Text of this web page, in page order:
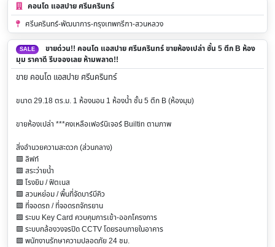
คอนโด แอสปาย ศรีนครินทร์
ศรีนครินทร์-พัฒนาการ-กรุงเทพกรีฑา-สวนหลวง
SALE
ขายด่วน!! คอนโด แอสปาย ศรีนครินทร์ ขายห้องเปล่า ชั้น 5 ตึก B ห้อง
มุม ราคาดี รีบจองเลย ห้ามพลาด!!
ขาย คอนโด แอสปาย ศรีนครินทร์
ขนาด 29.18 ตร.ม. 1 ห้องนอน 1 ห้องน้ำ ชั้น 5 ตึก B (ห้องมุม)
ขายห้องเปล่า ***คงเหลือเฟอร์นิเจอร์ Builtin ตามภาพ
สิ่งอำนวยความสะดวก (ส่วนกลาง)
🟪 ลิฟท์
🟪 สระว่ายน้ำ
🟪 โรงยิม / ฟิตเนส
🟪 สวนหย่อม / พื้นที่จัดบาร์บีคิว
🟪 ที่จอดรถ / ที่จอดรถจักรยาน
🟪 ระบบ Key Card ควบคุมการเข้า-ออกโครงการ
🟪 ระบบกล้องวงจรปิด CCTV โดยรอบภายในอาคาร
🟪 พนักงานรักษาความปลอดภัย 24 ชม.